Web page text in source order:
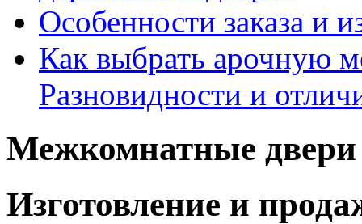
Особенности заказа и
Как выбрать арочную
Разновидности и
Межкомнатные двери
Изготовление и